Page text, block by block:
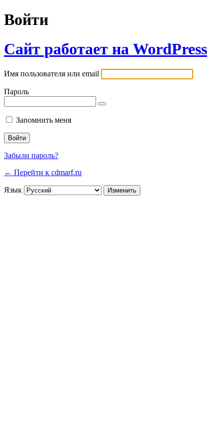
Войти
Сайт работает на WordPress
Имя пользователя или email
Пароль
Запомнить меня
Забыли пароль?
← Перейти к cdmarf.ru
Язык